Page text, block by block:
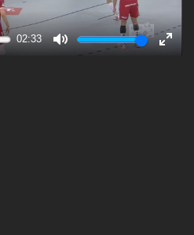
02:33
Mute
Enter